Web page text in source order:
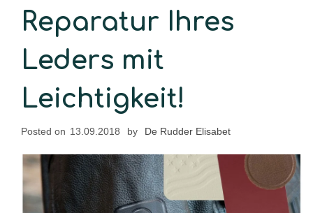
Reparatur Ihres
Leders mit
Leichtigkeit!
Posted on 13.09.2018 by De Rudder Elisabet